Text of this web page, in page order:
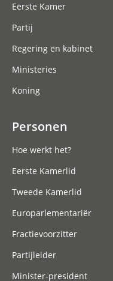
Eerste Kamer
Partij
Regering en kabinet
Ministeries
Koning
Personen
Hoe werkt het?
Eerste Kamerlid
Tweede Kamerlid
Europarlementariër
Fractievoorzitter
Partijleider
Minister-president